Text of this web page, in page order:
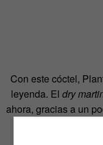
Con este cóctel,
leyenda. El dry
ahora, gracias a un